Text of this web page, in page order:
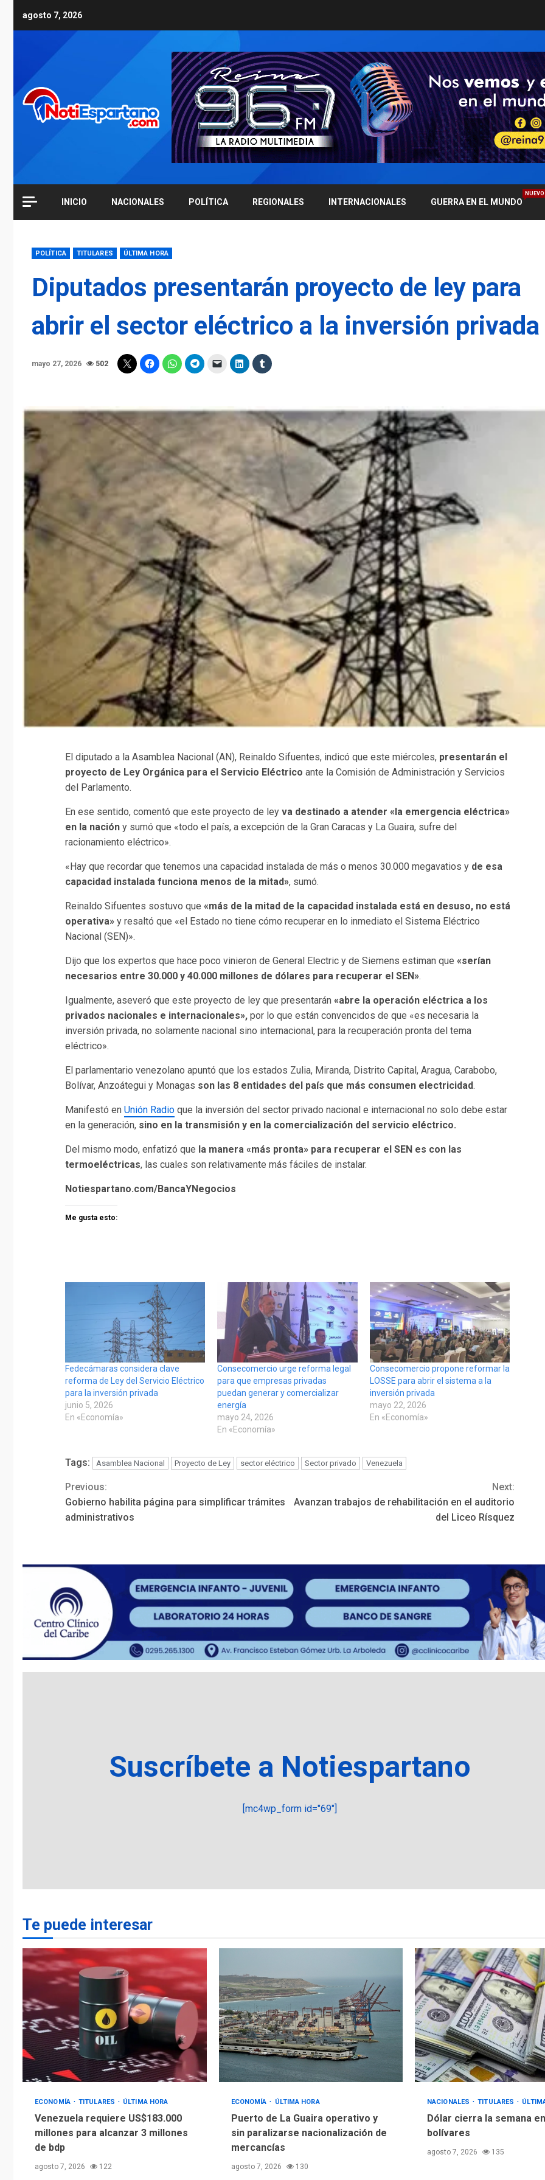
agosto 7, 2026
INICIO NACIONALES POLÍTICA REGIONALES INTERNACIONALES GUERRA EN EL MUNDO
NUEVO
POLÍTICA TITULARES ÚLTIMA HORA
Diputados presentarán proyecto de ley para
abrir el sector eléctrico a la inversión privada
mayo 27, 2026 502
El diputado a la Asamblea Nacional (AN), Reinaldo Sifuentes, indicó que este miércoles, presentarán el
proyecto de Ley Orgánica para el Servicio Eléctrico ante la Comisión de Administración y Servicios
del Parlamento.
En ese sentido, comentó que este proyecto de ley va destinado a atender «la emergencia eléctrica»
en la nación y sumó que «todo el país, a excepción de la Gran Caracas y La Guaira, sufre del
racionamiento eléctrico».
«Hay que recordar que tenemos una capacidad instalada de más o menos 30.000 megavatios y de esa
capacidad instalada funciona menos de la mitad», sumó.
Reinaldo Sifuentes sostuvo que «más de la mitad de la capacidad instalada está en desuso, no está
operativa» y resaltó que «el Estado no tiene cómo recuperar en lo inmediato el Sistema Eléctrico
Nacional (SEN)».
Dijo que los expertos que hace poco vinieron de General Electric y de Siemens estiman que «serían
necesarios entre 30.000 y 40.000 millones de dólares para recuperar el SEN».
Igualmente, aseveró que este proyecto de ley que presentarán «abre la operación eléctrica a los
privados nacionales e internacionales», por lo que están convencidos de que «es necesaria la
inversión privada, no solamente nacional sino internacional, para la recuperación pronta del tema
eléctrico».
El parlamentario venezolano apuntó que los estados Zulia, Miranda, Distrito Capital, Aragua, Carabobo,
Bolívar, Anzoátegui y Monagas son las 8 entidades del país que más consumen electricidad.
Manifestó en Unión Radio que la inversión del sector privado nacional e internacional no solo debe estar
en la generación, sino en la transmisión y en la comercialización del servicio eléctrico.
Del mismo modo, enfatizó que la manera «más pronta» para recuperar el SEN es con las
termoeléctricas, las cuales son relativamente más fáciles de instalar.
Notiespartano.com/BancaYNegocios
Me gusta esto:
Fedecámaras considera clave
reforma de Ley del Servicio Eléctrico
para la inversión privada
junio 5, 2026
En «Economía»
Consecomercio urge reforma legal
para que empresas privadas
puedan generar y comercializar
energía
mayo 24, 2026
En «Economía»
Consecomercio propone reformar la
LOSSE para abrir el sistema a la
inversión privada
mayo 22, 2026
En «Economía»
Tags: Asamblea Nacional Proyecto de Ley sector eléctrico Sector privado Venezuela
Continue
Reading
Previous:
Gobierno habilita página para simplificar trámites
administrativos
Next:
Avanzan trabajos de rehabilitación en el auditorio
del Liceo Rísquez
Suscríbete a Notiespartano
[mc4wp_form id="69"]
Te puede interesar
ECONOMÍA TITULARES ÚLTIMA HORA
Venezuela requiere US$183.000
millones para alcanzar 3 millones
de bdp
agosto 7, 2026 122
ECONOMÍA ÚLTIMA HORA
Puerto de La Guaira operativo y
sin paralizarse nacionalización de
mercancías
agosto 7, 2026 130
NACIONALES TITULARES
Dólar cierra la semana
bolívares
agosto 7, 2026 135